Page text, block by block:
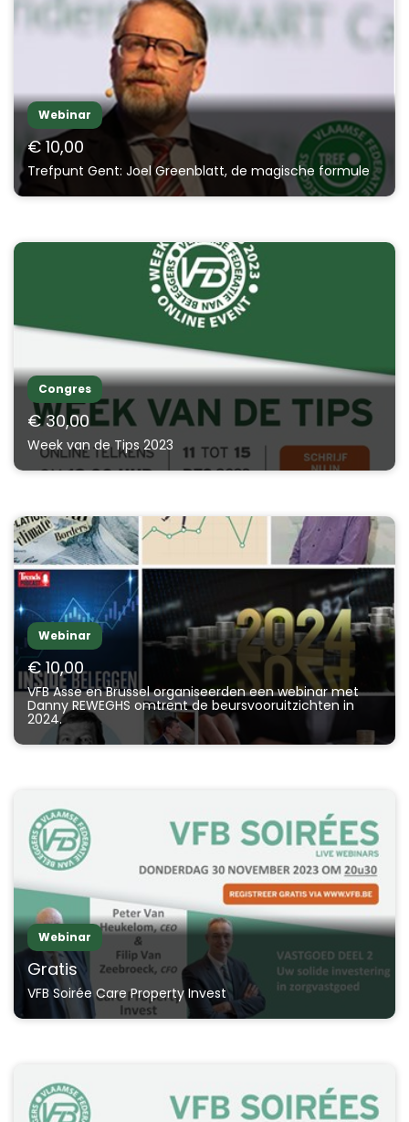
Webinar
€ 10,00
Trefpunt Gent: Joel Greenblatt, de magische formule
Congres
€ 30,00
Week van de Tips 2023
Webinar
€ 10,00
VFB Asse en Brussel organiseerden een webinar met
Danny REWEGHS omtrent de beursvooruitzichten in
2024.
Webinar
Gratis
VFB Soirée Care Property Invest